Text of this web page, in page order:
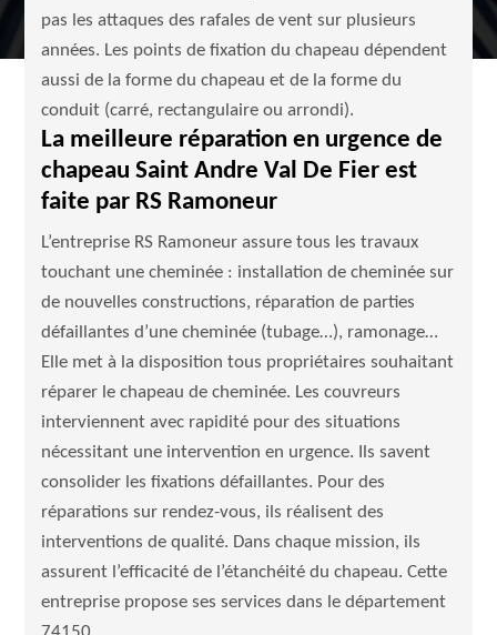
pas les attaques des rafales de vent sur plusieurs
années. Les points de fixation du chapeau dépendent
aussi de la forme du chapeau et de la forme du
conduit (carré, rectangulaire ou arrondi).
La meilleure réparation en urgence de
chapeau Saint Andre Val De Fier est
faite par RS Ramoneur
L’entreprise RS Ramoneur assure tous les travaux
touchant une cheminée : installation de cheminée sur
de nouvelles constructions, réparation de parties
défaillantes d’une cheminée (tubage…), ramonage…
Elle met à la disposition tous propriétaires souhaitant
réparer le chapeau de cheminée. Les couvreurs
interviennent avec rapidité pour des situations
nécessitant une intervention en urgence. Ils savent
consolider les fixations défaillantes. Pour des
réparations sur rendez-vous, ils réalisent des
interventions de qualité. Dans chaque mission, ils
assurent l’efficacité de l’étanchéité du chapeau. Cette
entreprise propose ses services dans le département